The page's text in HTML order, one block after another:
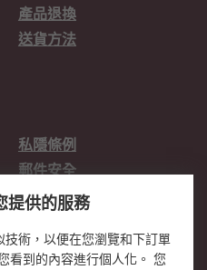
產品退換
送貨方法
私隱條例
郵件安全
提供的服務
術，以便在您瀏覽和下訂單
看到的內容進行個人化。 您